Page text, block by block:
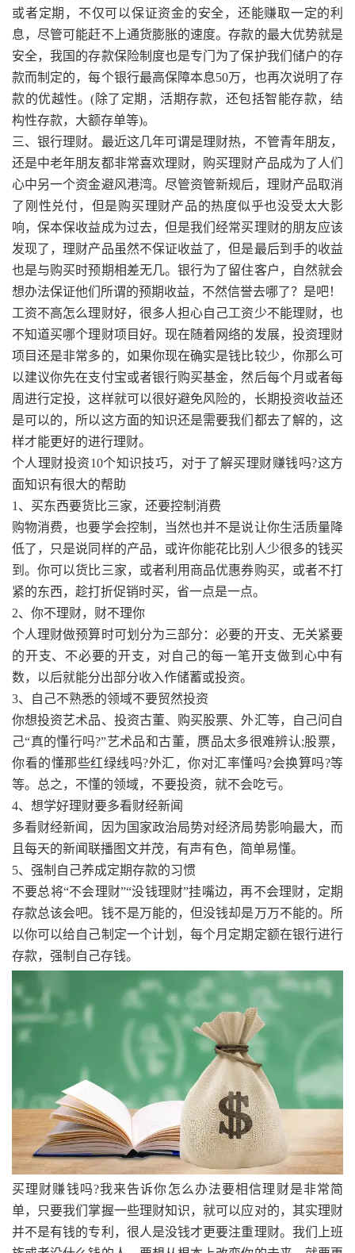
或者定期，不仅可以保证资金的安全，还能赚取一定的利
息，尽管可能赶不上通货膨胀的速度。存款的最大优势就是
安全，我国的存款保险制度也是专门为了保护我们储户的存
款而制定的，每个银行最高保障本息50万，也再次说明了存
款的优越性。(除了定期，活期存款，还包括智能存款，结
构性存款，大额存单等)。
三、银行理财。最近这几年可谓是理财热，不管青年朋友，
还是中老年朋友都非常喜欢理财，购买理财产品成为了人们
心中另一个资金避风港湾。尽管资管新规后，理财产品取消
了刚性兑付，但是购买理财产品的热度似乎也没受太大影
响，保本保收益成为过去，但是我们经常买理财的朋友应该
发现了，理财产品虽然不保证收益了，但是最后到手的收益
也是与购买时预期相差无几。银行为了留住客户，自然就会
想办法保证他们所谓的预期收益，不然信誉去哪了？是吧！
工资不高怎么理财好，很多人担心自己工资少不能理财，也
不知道买哪个理财项目好。现在随着网络的发展，投资理财
项目还是非常多的，如果你现在确实是钱比较少，你那么可
以建议你先在支付宝或者银行购买基金，然后每个月或者每
周进行定投，这样就可以很好避免风险的，长期投资收益还
是可以的，所以这方面的知识还是需要我们都去了解的，这
样才能更好的进行理财。
个人理财投资10个知识技巧，对于了解买理财赚钱吗?这方
面知识有很大的帮助
1、买东西要货比三家，还要控制消费
购物消费，也要学会控制，当然也并不是说让你生活质量降
低了，只是说同样的产品，或许你能花比别人少很多的钱买
到。你可以货比三家，或者利用商品优惠券购买，或者不打
紧的东西，趁打折促销时买，省一点是一点。
2、你不理财，财不理你
个人理财做预算时可划分为三部分：必要的开支、无关紧要
的开支、不必要的开支，对自己的每一笔开支做到心中有
数，以后就能分出部分收入作储蓄或投资。
3、自己不熟悉的领域不要贸然投资
你想投资艺术品、投资古董、购买股票、外汇等，自己问自
己“真的懂行吗?”艺术品和古董，赝品太多很难辨认;股票，
你看的懂那些红绿线吗?外汇，你对汇率懂吗?会换算吗?等
等。总之，不懂的领域，不要投资，就不会吃亏。
4、想学好理财要多看财经新闻
多看财经新闻，因为国家政治局势对经济局势影响最大，而
且每天的新闻联播图文并茂，有声有色，简单易懂。
5、强制自己养成定期存款的习惯
不要总将“不会理财”“没钱理财”挂嘴边，再不会理财，定期
存款总该会吧。钱不是万能的，但没钱却是万万不能的。所
以你可以给自己制定一个计划，每个月定期定额在银行进行
存款，强制自己存钱。
买理财赚钱吗?我来告诉你怎么办法要相信理财是非常简
单，只要我们掌握一些理财知识，就可以应对的，其实理财
并不是有钱的专利，很人是没钱才更要注重理财。我们上班